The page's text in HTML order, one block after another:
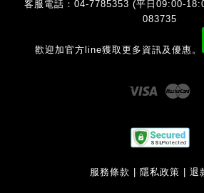
客服電話：04-7785353 (平日09:00-
083735
歡迎加官方line獲取更多資訊及優惠。
Visa
服務條款 隱私政策 退